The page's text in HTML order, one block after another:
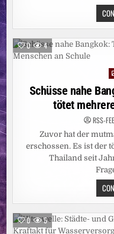
0 4
Schüsse nahe
tötet
RSS-
Zuvor hat der
erschossen. Es ist der
Thailand seit
0 5